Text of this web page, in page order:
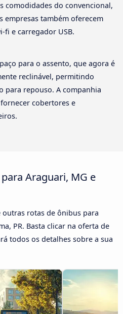
comodidades do convencional,
empresas também oferecem
fi e carregador USB.
para o assento, que agora é
reclinável, permitindo
para repouso. A companhia
cobertores e
Araguari, MG e
rotas de ônibus para
PR. Basta clicar na oferta de
todos os detalhes sobre a sua